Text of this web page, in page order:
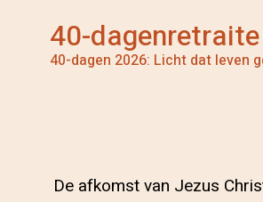
40-dagenretraite
40-dagen 2026: Licht dat leven
De afkomst van Jezus